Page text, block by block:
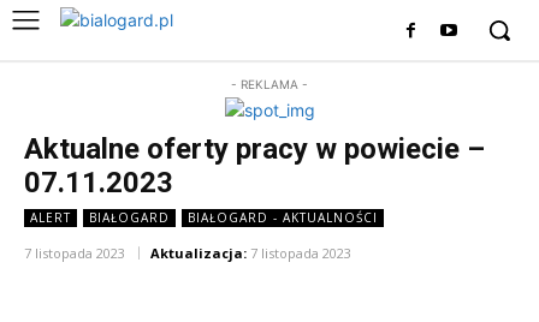
- REKLAMA -
Aktualne oferty pracy w powiecie –
07.11.2023
ALERT BIAŁOGARD BIAŁOGARD - AKTUALNOŚCI
7 listopada 2023 Aktualizacja: 7 listopada 2023